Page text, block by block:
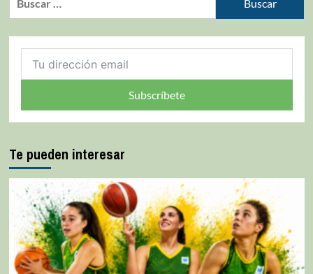
Subscríbete
Te pueden interesar